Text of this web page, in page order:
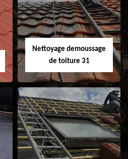
Nettoyage demoussage
de toiture 31
Nettoyage
demoussage de